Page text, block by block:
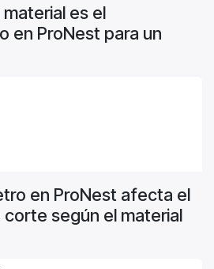
es el
en ProNest para un
en ProNest afecta el
según el material